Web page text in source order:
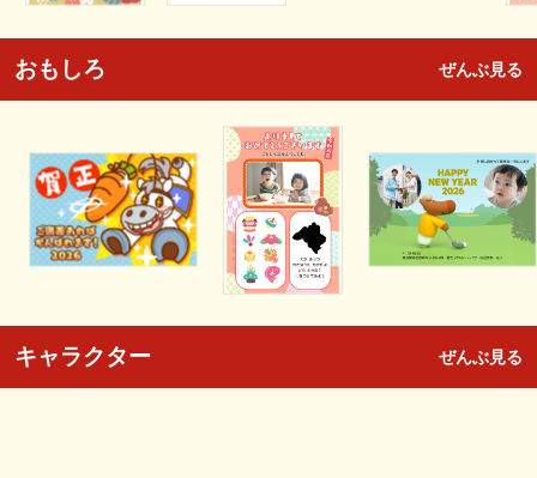
おもしろ ぜんぶ見る
キャラクター ぜんぶ見る